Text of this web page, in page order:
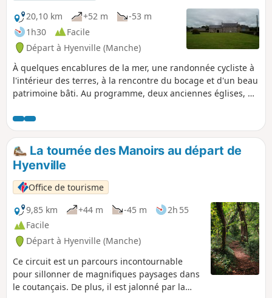
20,10 km
+52 m
-53 m
1h30
Facile
Départ à Hyenville (Manche)
À quelques encablures de la mer, une randonnée cycliste à
l'intérieur des terres, à la rencontre du bocage et d'un beau
patrimoine bâti. Au programme, deux anciennes églises, de
manoirs dont celui de Quettreville qui fut la propriété du
corsaire Robert Surcouf.
La tournée des Manoirs au départ de
Hyenville
Office de tourisme
9,85 km
+44 m -45 m
2h 55
Facile
Départ à Hyenville (Manche)
Ce circuit est un parcours incontournable
pour sillonner de magnifiques paysages dans
le coutançais. De plus, il est jalonné par la